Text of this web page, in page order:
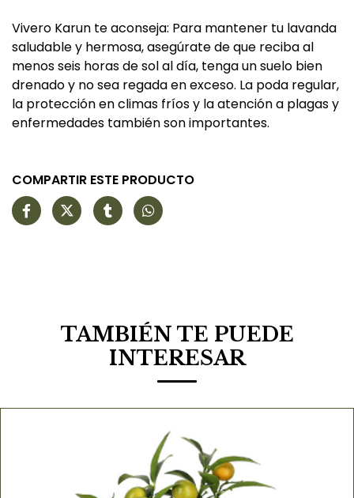
Vivero Karun te aconseja: Para mantener tu lavanda
saludable y hermosa, asegúrate de que reciba al
menos seis horas de sol al día, tenga un suelo bien
drenado y no sea regada en exceso. La poda regular,
la protección en climas fríos y la atención a plagas y
enfermedades también son importantes.
COMPARTIR ESTE PRODUCTO
TAMBIÉN TE PUEDE
INTERESAR